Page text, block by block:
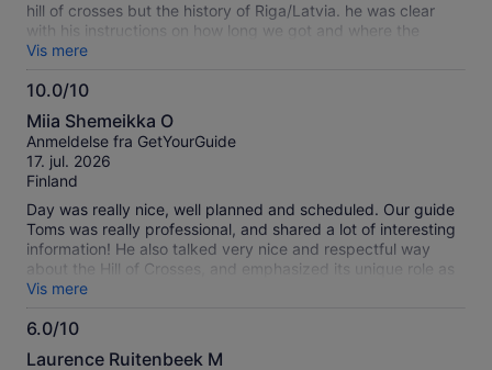
hill of crosses but the history of Riga/Latvia. he was clear
with his instructions on how long we got and where the
meeting point was when we stopped off. He was funny, kind
and over all just so welcoming and couldn’t have asked for a
better tour guide. The hill of crosses was absolutely
as much. was fascinating to walk around and see the
hundreds of crosses
Vis mere
10.0/10
10.0
ud
af
10
Miia Shemeikka O
Anmeldelse fra GetYourGuide
17. jul. 2026
Finland
Day was really nice, well planned and scheduled. Our guide
Toms was really professional, and shared a lot of interesting
information! He also talked very nice and respectful way
about the Hill of Crosses, and emphasized its unique role as
historical but also as a spiritual place for people. Lunch was
also nice and well organized with for instance pre-ordering,
which made the whole group lunch flowing easily at the
Vis mere
6.0/10
6.0
Laurence Ruitenbeek M